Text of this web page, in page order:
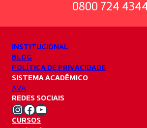
0800 724
INSTITUCIONAL
BLOG
POLÍTICA DE PRIVACIDADE
SISTEMA ACADÊMICO
AVA
REDES SOCIAIS
Instagram Unifacvest Facebook Unifacvest Youtube Unifacvest
CURSOS